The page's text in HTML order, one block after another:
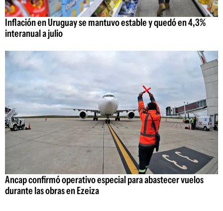
Inflación en Uruguay se mantuvo estable y quedó en 4,3%
interanual a julio
Ancap confirmó operativo especial para abastecer vuelos
durante las obras en Ezeiza